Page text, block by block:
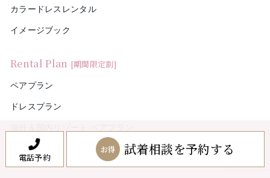
電話予約
お得 試着相談を予約する
カラードレスレンタル
イメージブック
Rental Plan [期間限定割]
ペアプラン
ドレスプラン
About